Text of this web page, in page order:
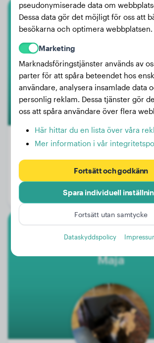
Dalmatiner
Vikt:
Ålder:
Toypudel
Maja
pseudonymiserade data om
Dessa data gör det möjligt för oss att
besökarna och optimera webbplatsen.
Marketing
Marknadsföringstjänster används av
parter för att spåra beteendet hos
användare, analysera insamlade data
personlig reklam. Dessa tjänster gör
oss att spåra användare över flera
Här hittar du en lista över våra
Mer information i vår
Fortsätt och godkänn
Spara individuell
Fortsätt utan samtycke
Dataskyddspolicy